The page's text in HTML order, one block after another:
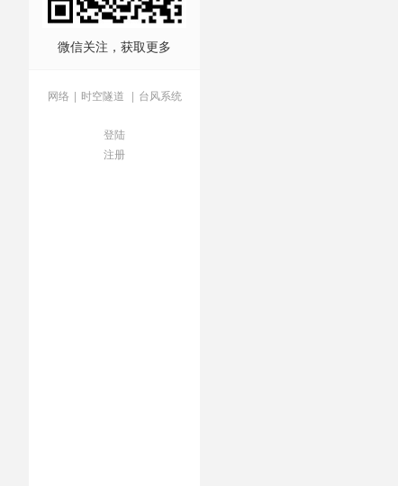
微信关注，获取更多
网络 | 时空隧道 | 台风系统
登陆
注册